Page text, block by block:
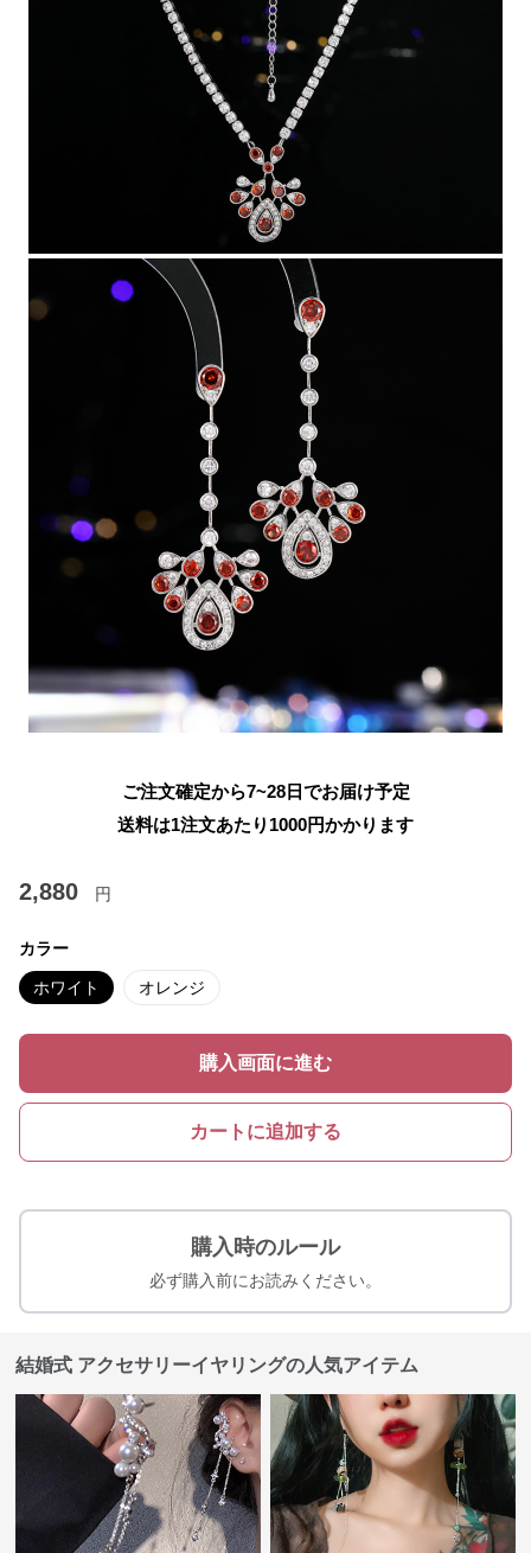
ご注文確定から7~28日でお届け予定
送料は1注文あたり 1000円かかります
2,880 円
カラー
ホワイト オレンジ
購入画面に進む
カートに追加する
購入時のルール
必ず購入前にお読みください。
結婚式 アクセサリーイヤリングの人気アイテム